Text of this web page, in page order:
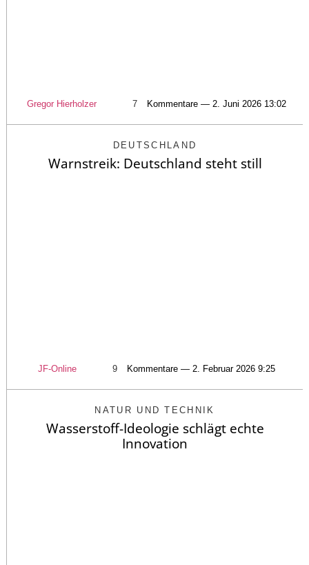
Gregor Hierholzer 7 Kommentare — 2. Juni 2026 13:02
DEUTSCHLAND
Warnstreik: Deutschland steht still
JF-Online 9 Kommentare — 2. Februar 2026 9:25
NATUR UND TECHNIK
Wasserstoff-Ideologie schlägt echte
Innovation